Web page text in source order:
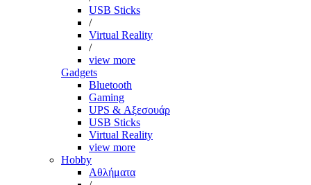
USB Sticks
/
Virtual Reality
/
view more
Gadgets
Bluetooth
Gaming
UPS & Αξεσουάρ
USB Sticks
Virtual Reality
view more
Hobby
Αθλήματα